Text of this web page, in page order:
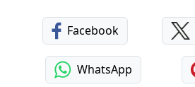
Facebook
WhatsApp